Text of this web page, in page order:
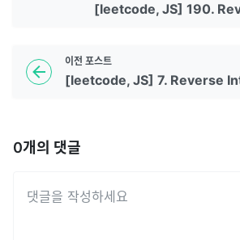
이전 포스트
[leetcode, JS] 7. Reverse
[leetcode, JS] 190.
0개의 댓글